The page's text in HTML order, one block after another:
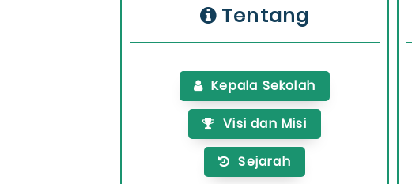
Tentang
Kepala Sekolah
Visi dan Misi
Sejarah